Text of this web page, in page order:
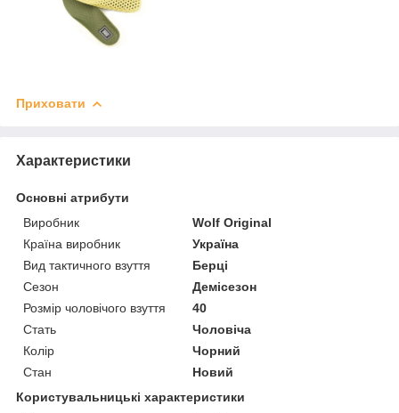
Приховати
Характеристики
Основні атрибути
Виробник
Wolf Original
Країна виробник
Україна
Вид тактичного взуття
Берці
Сезон
Демісезон
Розмір чоловічого взуття
40
Стать
Чоловіча
Колір
Чорний
Стан
Новий
Користувальницькі характеристики